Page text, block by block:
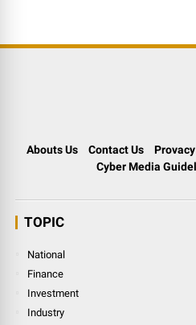
Abouts Us Contact Us
Cyber Media
TOPIC
National
Finance
Investment
Industry